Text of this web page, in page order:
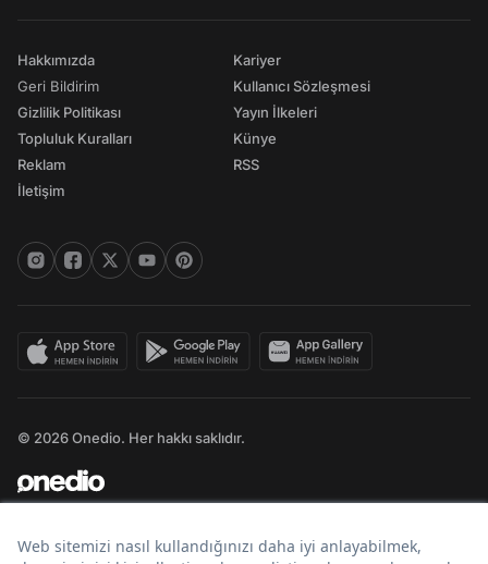
Hakkımızda
Geri Bildirim
Gizlilik Politikası
Topluluk Kuralları
Reklam
İletişim
Kariyer
Kullanıcı Sözleşmesi
Yayın İlkeleri
Künye
RSS
© 2026 Onedio. Her hakkı saklıdır.
Bir markasıdır.